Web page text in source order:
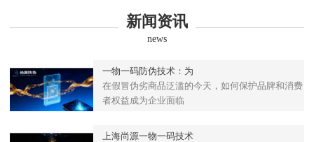
新闻资讯
news
一物一码防伪技术：为
在假冒伪劣商品泛滥的今天，如何保护品牌和消费
者权益成为企业面临
上海尚源一物一码技术